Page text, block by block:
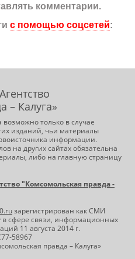
комментарии.
с помощью соцсетей:
– Калуга»
только в случае
изданий, чьи материалы
информации.
на других сайтах обязательна
либо на главную страницу
"Комсомольская правда -
зарегистрирован как СМИ
сфере связи, информационных
11 августа 2014 г.
58967
правда – Калуга»